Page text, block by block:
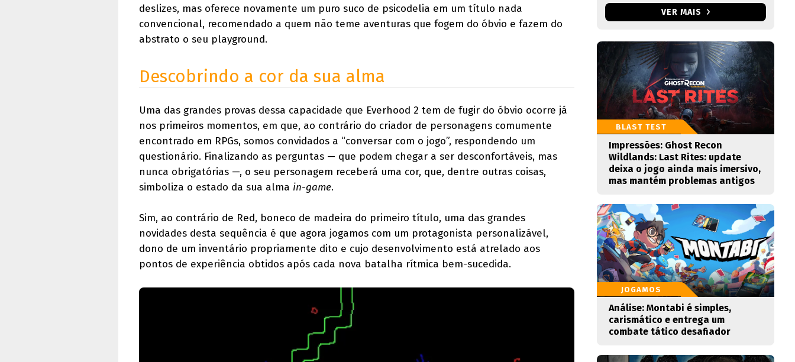
deslizes, mas oferece novamente um puro suco de psicodelia em um título nada
convencional, recomendado a quem não teme aventuras que fogem do óbvio e fazem do
abstrato o seu playground.
Descobrindo a cor da sua alma
Uma das grandes provas dessa capacidade que Everhood 2 tem de fugir do óbvio ocorre já
nos primeiros momentos, em que, ao contrário do criador de personagens comumente
encontrado em RPGs, somos convidados a “conversar com o jogo”, respondendo um
questionário. Finalizando as perguntas — que podem chegar a ser desconfortáveis, mas
nunca obrigatórias —, o seu personagem receberá uma cor, que, dentre outras coisas,
simboliza o estado da sua alma in-game.
Sim, ao contrário de Red, boneco de madeira do primeiro título, uma das grandes
novidades desta sequência é que agora jogamos com um protagonista personalizável,
dono de um inventário propriamente dito e cujo desenvolvimento está atrelado aos
pontos de experiência obtidos após cada nova batalha rítmica bem-sucedida.
VER MAIS
BLAST TEST
Impressões: Ghost Recon
Wildlands: Last Rites: update
deixa o jogo ainda mais imersivo,
mas mantém problemas antigos
JOGAMOS
Análise: Montabi é simples,
carismático e entrega um
combate tático desafiador